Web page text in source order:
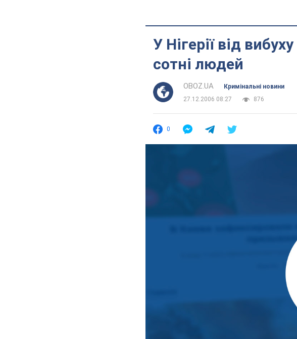
У Нігерії від
сотні людей
OBOZ.UA
Кримінальні новини
27.12.2006 08:27
876
0